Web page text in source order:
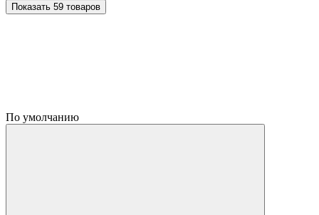
Показать 59 товаров
По умолчанию